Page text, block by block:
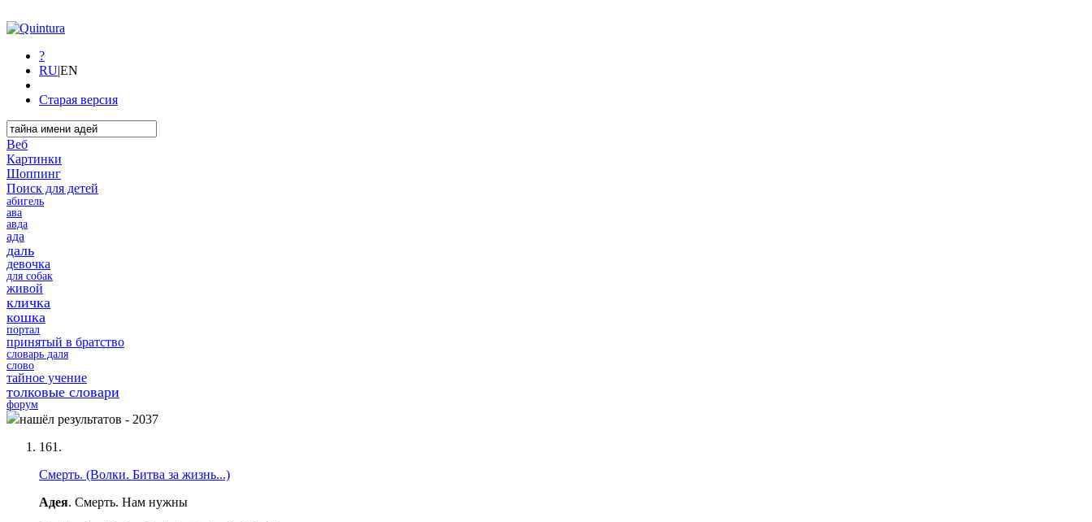
?
RU|EN
Старая версия
Веб
Картинки
Шоппинг
Поиск для детей
абигель
ава
авда
ада
даль
девочка
для собак
живой
кличка
кошка
портал
принятый в братство
словарь даля
слово
тайное учение
толковые словари
форум
нашёл результатов - 2037
161.
Смерть. (Волки. Битва за жизнь...)
Адея. Смерть. Нам нужны